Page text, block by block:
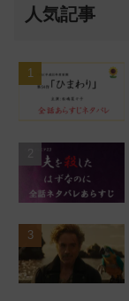
人気記事